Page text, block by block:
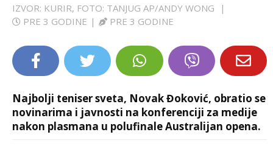
EXTRA
IZVOR: KURIR, FOTO: TANJUG AP/ANDY WONG
|
PRE 3 GODINE | PRE 3 GODINE
Najbolji teniser sveta, Novak Đoković, obratio se
novinarima i javnosti na konferenciji za medije
nakon plasmana u polufinale Australijan opena.